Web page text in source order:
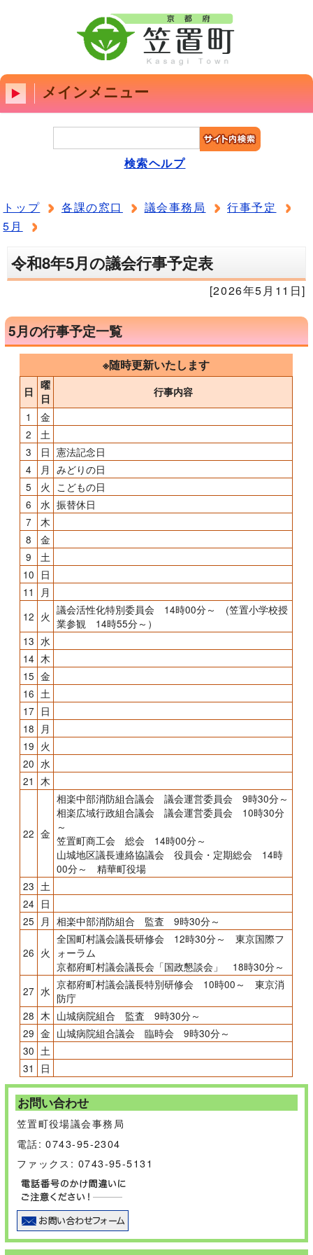
メインメニュー
検索ヘルプ
トップ 各課の窓口 議会事務局
行事予定
5月
令和8年5月の議会行事予定表
[2026年5月11日]
5月の行事予定一覧
※随時更新いたします
日
曜
日
行事内容
1
金
2
土
3
日 憲法記念日
4
月
みどりの日
5
火 こどもの日
6
水 振替休日
7
木
8
金
9
土
10 日
11
月
12 火 議会活性化特別委員会 14時00分～ (笠置小学校授
業参観 14時55分～）
13 水
14 木
15 金
16 土
17 日
18 月
19 火
20 水
21
木
22 金
相楽中部消防組合議会 議会運営委員会 9時30分～
相楽広域行政組合議会 議会運営委員会 10時30分
～
笠置町商工会 総会 14時00分～
山城地区議長連絡協議会 役員会・定期総会 14時
00分～ 精華町役場
23 土
24 日
25 月 相楽中部消防組合 監査 9時30分～
26 火
全国町村議会議長研修会 12時30分～ 東京国際フ
ォーラム
京都府町村議会議長会「国政懇談会」 18時30分～
27 水 京都府町村議会議長特別研修会 10時00～ 東京消
防庁
28 木 山城病院組合 監査 9時30分～
29 金 山城病院組合議会 臨時会 9時30分～
30 土
31
日
お問い合わせ
笠置町役場議会事務局
電話: 0743-95-2304
ファックス: 0743-95-5131